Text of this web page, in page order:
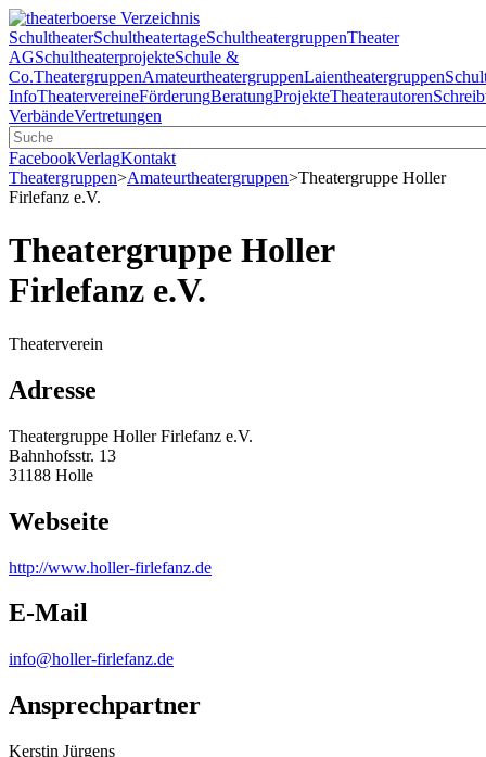
SchultheaterSchultheatertageSchultheatergruppenTheater
AGSchultheaterprojekteSchule &
Co.TheatergruppenAmateurtheatergruppenLaientheatergruppen
InfoTheatervereineFörderungBeratungProjekteTheaterautoren
VerbändeVertretungen
FacebookVerlagKontakt
Theatergruppen>Amateurtheatergruppen>Theatergruppe Holler
Firlefanz e.V.
Theatergruppe Holler
Firlefanz e.V.
Theaterverein
Adresse
Theatergruppe Holler Firlefanz e.V.
Bahnhofsstr. 13
31188 Holle
Webseite
http://www.holler-firlefanz.de
E-Mail
info@holler-firlefanz.de
Ansprechpartner
Kerstin Jürgens